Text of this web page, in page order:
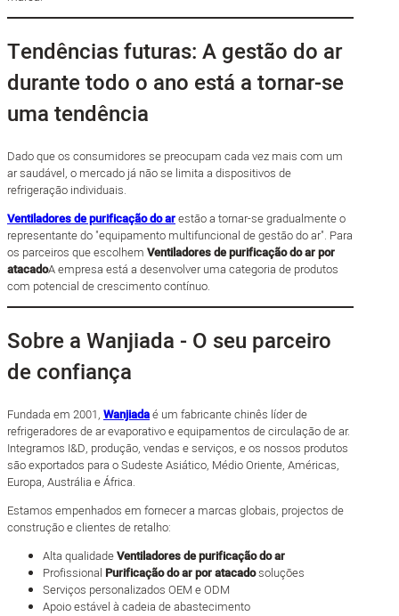
Tendências futuras: A gestão do ar
durante todo o ano está a tornar-se
uma tendência
Dado que os consumidores se preocupam cada vez mais com um
ar saudável, o mercado já não se limita a dispositivos de
refrigeração individuais.
Ventiladores de purificação do arestão a tornar-se gradualmente o
representante do "equipamento multifuncional de gestão do ar". Para
os parceiros que escolhem Ventiladores de purificação do ar por
atacadoA empresa está a desenvolver uma categoria de produtos
com potencial de crescimento contínuo.
Sobre a Wanjiada - O seu parceiro
de confiança
Fundada em 2001, Wanjiadaé um fabricante chinês líder de
refrigeradores de ar evaporativo e equipamentos de circulação de ar.
Integramos I&D, produção, vendas e serviços, e os nossos produtos
são exportados para o Sudeste Asiático, Médio Oriente, Américas,
Europa, Austrália e África.
Estamos empenhados em fornecer a marcas globais, projectos de
construção e clientes de retalho:
Alta qualidadeVentiladores de purificação do ar
Profissional Purificação do ar por atacadosoluções
Serviços personalizados OEM e ODM
Apoio estável à cadeia de abastecimento